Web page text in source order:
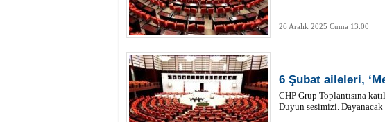
26 Aralık 2025 Cuma 13:00
6 Şubat aileleri,
CHP Grup Toplantısına
Duyun sesimizi.